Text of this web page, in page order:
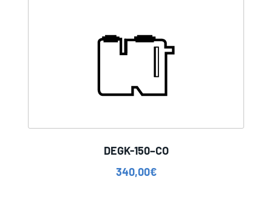
DEGK-150–CO
340,00€